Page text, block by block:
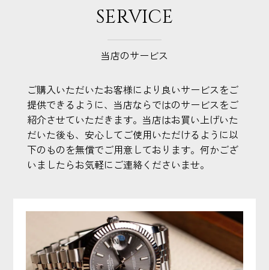
SERVICE
当店のサービス
ご購入いただいたお客様により良いサービスをご
提供できるように、当店ならではのサービスをご
紹介させていただきます。当店はお買い上げいた
だいた後も、安心してご使用いただけるように以
下のものを無償でご用意しております。何かござ
いましたらお気軽にご連絡くださいませ。